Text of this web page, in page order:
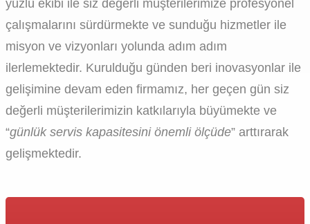
yüzlü ekibi ile siz değerli müşterilerimize profesyonel
çalışmalarını sürdürmekte ve sunduğu hizmetler ile
misyon ve vizyonları yolunda adım adım
ilerlemektedir. Kurulduğu günden beri inovasyonlar ile
gelişimine devam eden firmamız, her geçen gün siz
değerli müşterilerimizin katkılarıyla büyümekte ve
“günlük servis kapasitesini önemli ölçüde” arttırarak
gelişmektedir.